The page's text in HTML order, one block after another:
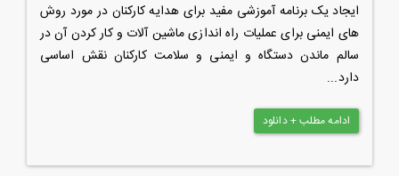
ایجاد یک برنامه آموزشی مفید برای هدایه کارکنان در مورد روش
های ایمنی برای عملیات راه اندازی ماشین آلات و کار کردن آن در
سالم ماندن دستگاه و ایمنی و سلامت کارکنان نقش اساسی
دارد...
ادامه مطلب + دانلود